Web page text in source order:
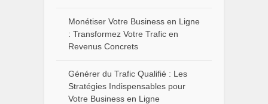
Monétiser Votre Business en Ligne
: Transformez Votre Trafic en
Revenus Concrets
Générer du Trafic Qualifié : Les
Stratégies Indispensables pour
Votre Business en Ligne